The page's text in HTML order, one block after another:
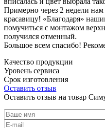
Примерно через 2 недели
красавицу! «Благодаря»
помучиться с монтажом
получился отменный.
Большое всем спасибо!
Качество продукции
Уровень сервиса
Срок изготовления
Оставить отзыв
Оставить отзыв на товар